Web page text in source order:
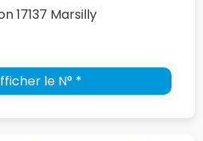
17137 Marsilly
le N° *